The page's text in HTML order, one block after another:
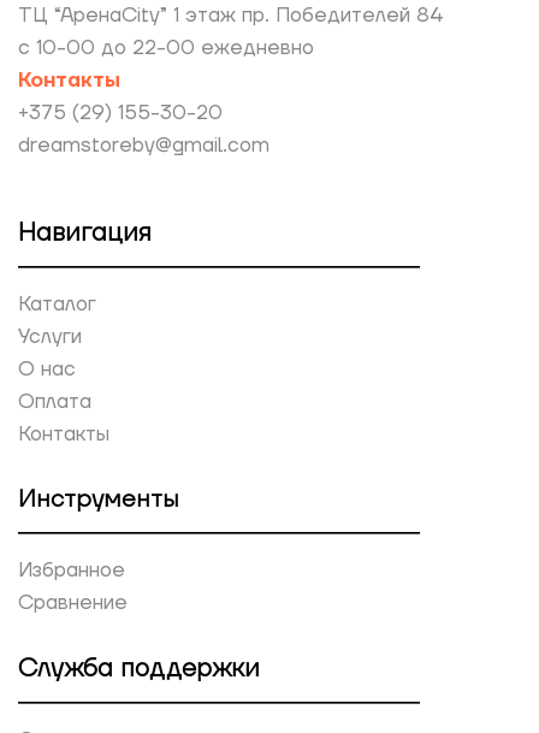
ТЦ “АренаCity” 1 этаж пр. Победителей 84
с 10-00 до 22-00 ежедневно
Контакты
+375 (29) 155-30-20
dreamstoreby@gmail.com
Навигация
Каталог
Услуги
О нас
Оплата
Контакты
Инструменты
Избранное
Сравнение
Служба поддержки